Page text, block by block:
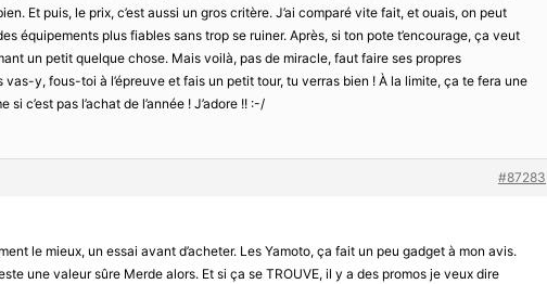
Et puis, le prix, c’est aussi un gros critère. J’ai comparé vite fait, et ouais, on peut
équipements plus fiables sans trop se ruiner. Après, si ton pote t’encourage, ça veut
un petit quelque chose. Mais voilà, pas de miracle, faut faire ses propres
vas-y, fous-toi à l’épreuve et fais un petit tour, tu verras bien ! À la limite, ça te fera une
si c’est pas l’achat de l’année ! J’adore !! :-/
#87283
le mieux, un essai avant d’acheter. Les Yamoto, ça fait un peu gadget à mon avis.
une valeur sûre Merde alors. Et si ça se TROUVE, il y a des promos je veux dire